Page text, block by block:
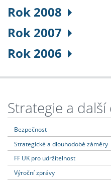
Rok 2008
Rok 2007
Rok 2006
Strategie a
Bezpečnost
Strategické a dlouhodobé záměry
FF UK pro udržitelnost
Výroční zprávy